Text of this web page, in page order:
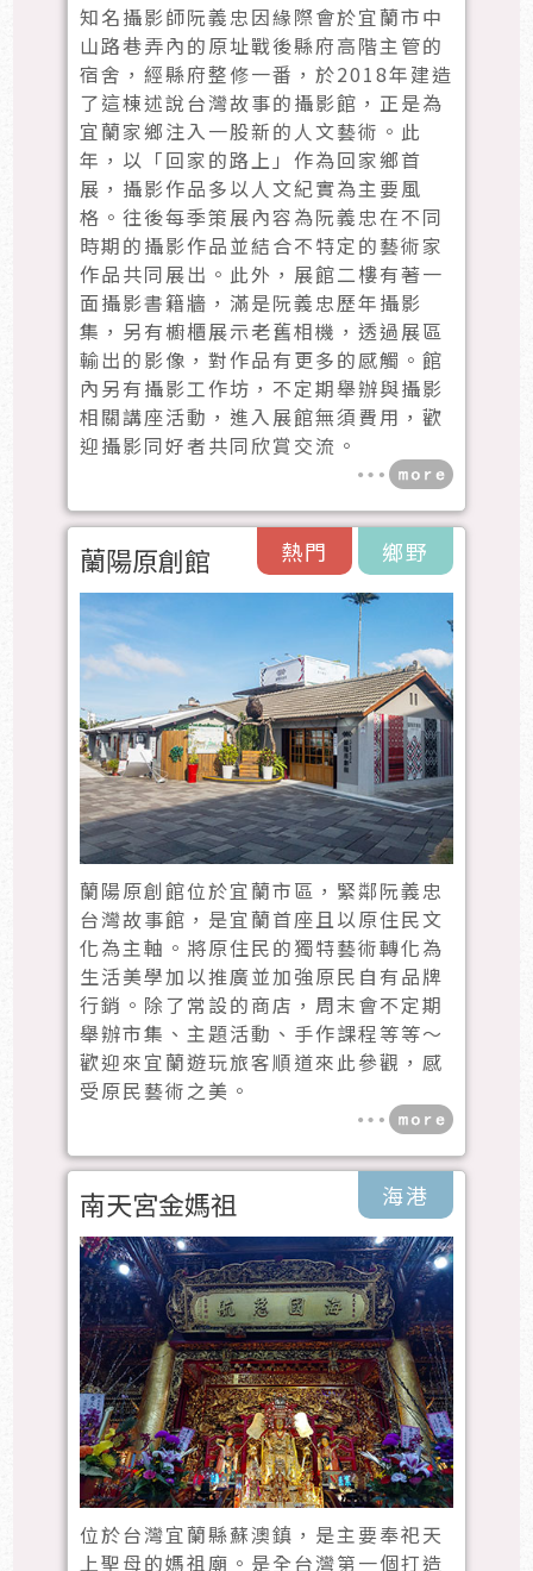
知名攝影師阮義忠因緣際會於宜蘭市中
山路巷弄內的原址戰後縣府高階主管的
宿舍，經縣府整修一番，於2018年建造
了這棟述說台灣故事的攝影館，正是為
宜蘭家鄉注入一股新的人文藝術。此
年，以「回家的路上」作為回家鄉首
展，攝影作品多以人文紀實為主要風
格。往後每季策展內容為阮義忠在不同
時期的攝影作品並結合不特定的藝術家
作品共同展出。此外，展館二樓有著一
面攝影書籍牆，滿是阮義忠歷年攝影
集，另有櫥櫃展示老舊相機，透過展區
輸出的影像，對作品有更多的感觸。館
內另有攝影工作坊，不定期舉辦與攝影
相關講座活動，進入展館無須費用，歡
迎攝影同好者共同欣賞交流。
鄉野
熱門
蘭陽原創館
蘭陽原創館位於宜蘭市區，緊鄰阮義忠
台灣故事館，是宜蘭首座且以原住民文
化為主軸。將原住民的獨特藝術轉化為
生活美學加以推廣並加強原民自有品牌
行銷。除了常設的商店，周末會不定期
舉辦市集、主題活動、手作課程等等～
歡迎來宜蘭遊玩旅客順道來此參觀，感
受原民藝術之美。
海港
南天宮金媽祖
位於台灣宜蘭縣蘇澳鎮，是主要奉祀天
上聖母的媽祖廟。是全台灣第一個打造